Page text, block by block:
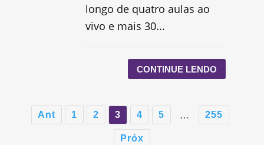
longo de quatro aulas ao
vivo e mais 30...
CONTINUE LENDO
Ant 1 2 3 4 5 … 255
Próx